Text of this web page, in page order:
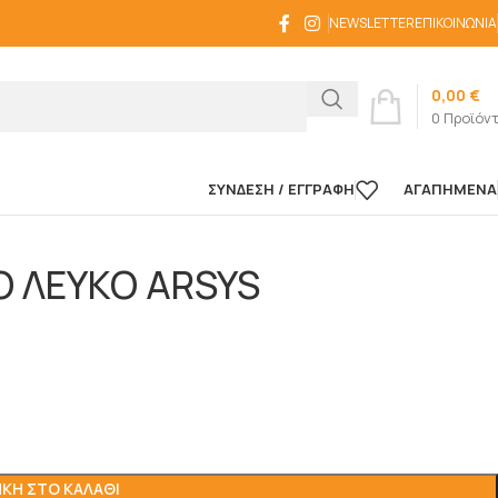
NEWSLETTERΕΠΙΚΟΙΝΩΝΊΑ
0
0,00 €
ΣΎΝΔΕΣΗ / ΕΓΓΡΑΦΉ ΑΓΑΠΗΜΈΝΑ
ΛΕΥΚΟ ARSYS
ΣΤΟ ΚΑΛΆΘΙ